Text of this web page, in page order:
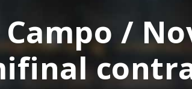
/